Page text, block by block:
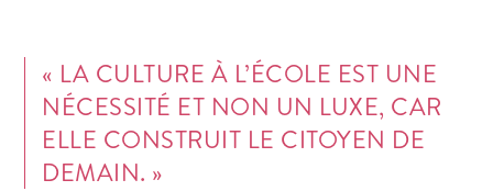
« LA CULTURE À L’ÉCOLE EST UNE
NÉCESSITÉ ET NON UN LUXE, CAR
ELLE CONSTRUIT LE CITOYEN DE
DEMAIN. »